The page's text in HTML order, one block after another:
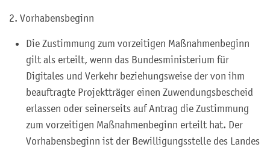
2. Vorhabensbeginn
Die Zustimmung zum vorzeitigen Maßnahmenbeginn
gilt als erteilt, wenn das Bundesministerium für
Digitales und Verkehr beziehungsweise der von ihm
beauftragte Projektträger einen Zuwendungsbescheid
erlassen oder seinerseits auf Antrag die Zustimmung
zum vorzeitigen Maßnahmenbeginn erteilt hat. Der
Vorhabensbeginn ist der Bewilligungsstelle des Landes